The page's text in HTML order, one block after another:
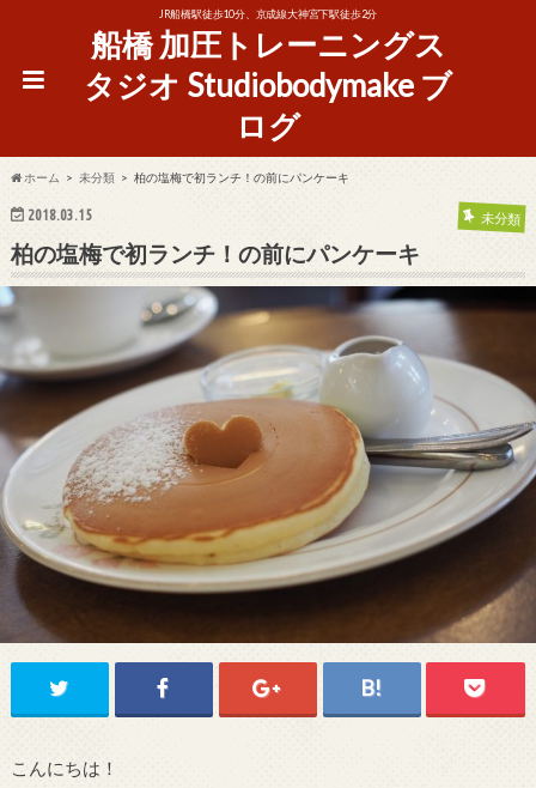
JR船橋駅徒歩10分、京成線大神宮下駅徒歩2分
船橋 加圧トレーニングス
タジオ Studiobodymake ブ
ログ
ホーム 未分類 柏の塩梅で初ランチ！の前にパンケーキ
2018.03.15 未分類
柏の塩梅で初ランチ！の前にパンケーキ
こんにちは！